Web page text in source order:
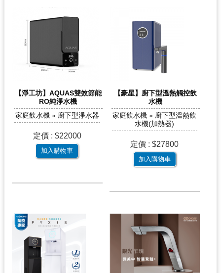
【淨工坊】AQUAS雙效節能
RO純淨水機
家庭飲水機 » 廚下型淨水器
定價 : $22000
加入購物車
【豪星】廚下型溫熱觸控飲
水機
家庭飲水機 » 廚下型溫熱飲
水機(加熱器)
定價 : $27800
加入購物車